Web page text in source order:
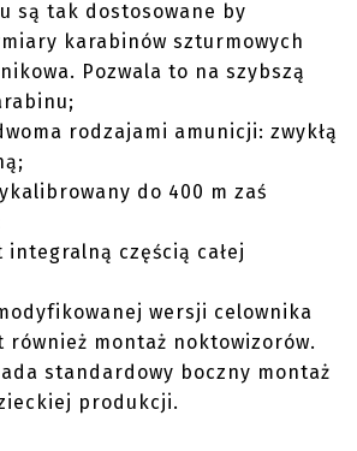
są tak dostosowane by
karabinów szturmowych
Pozwala to na szybszą
rodzajami amunicji: zwykłą
do 400 m zaś
integralną częścią całej
wersji celownika
również montaż noktowizorów.
standardowy boczny montaż
produkcji.